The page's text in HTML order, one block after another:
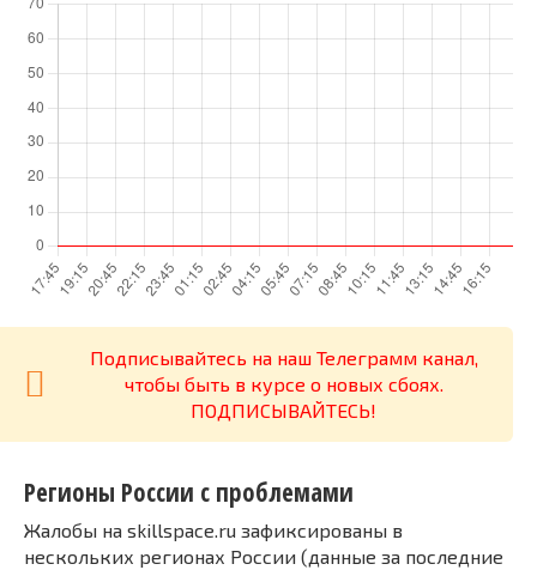
Подписывайтесь на наш Телеграмм канал,
чтобы быть в курсе о новых сбоях.
ПОДПИСЫВАЙТЕСЬ!
Регионы России с проблемами
Жалобы на skillspace.ru зафиксированы в
нескольких регионах России (данные за последние